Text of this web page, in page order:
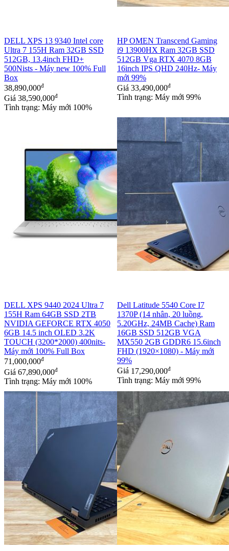
DELL XPS 13 9340 Intel core
Ultra 7 155H Ram 32GB SSD
512GB, 13.4inch FHD+
500Nists - Máy new 100% Full
Box
38,890,000đ
Giá 38,590,000đ
Tình trạng: Máy mới 100%
HP OMEN Transcend Gaming
i9 13900HX Ram 32GB SSD
512GB Vga RTX 4070 8GB
16inch IPS QHD 240Hz- Máy
mới 99%
Giá 33,490,000đ
Tình trạng: Máy mới 99%
DELL XPS 9440 2024 Ultra 7
155H Ram 64GB SSD 2TB
NVIDIA GEFORCE RTX 4050
6GB 14.5 inch OLED 3.2K
TOUCH (3200*2000) 400nits-
Máy mới 100% Full Box
71,000,000đ
Giá 67,890,000đ
Tình trạng: Máy mới 100%
Dell Latitude 5540 Core I7
1370P (14 nhân, 20 luồng,
5.20GHz, 24MB Cache) Ram
16GB SSD 512GB VGA
MX550 2GB GDDR6 15.6inch
FHD (1920×1080) - Máy mới
99%
Giá 17,290,000đ
Tình trạng: Máy mới 99%